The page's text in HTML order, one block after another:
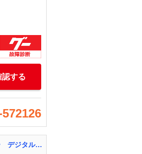
する
ノート ｅ－パワー Ｘ 純正ナビ フルセグＴＶ ＣＤ Ｂｌｕｅｔｏｏｔｈ 全方位カメラ ＥＴＣ ドライブレコーダー デジタルインナーミラー プッシュスタート スマートキー スペアキー ＬＥＤヘッドライト 純正アルミホイール